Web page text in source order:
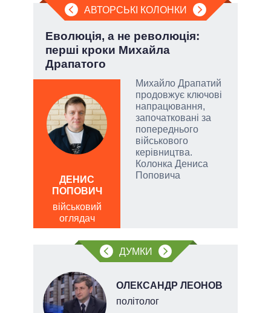
АВТОРСЬКІ КОЛОНКИ
Еволюція, а не революція:
перші кроки Михайла
Драпатого
Михайло Драпатий
продовжує ключові
напрацювання,
започатковані за
попереднього
військового
керівництва.
Колонка Дениса
Поповича
ДЕНИС
ПОПОВИЧ
військовий
оглядач
ДУМКИ
ОЛЕКСАНДР ЛЕОНОВ
політолог